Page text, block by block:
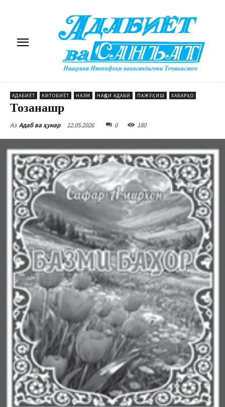
АДАБИЁТ КИТОБИЁТ НАЗМ НАҚДИ АДАБӢ ПАЖӮҲИШ ХАБАРҲО
Тозанашр
Аз Адаб ва ҳунар 12.05.2026 0 180